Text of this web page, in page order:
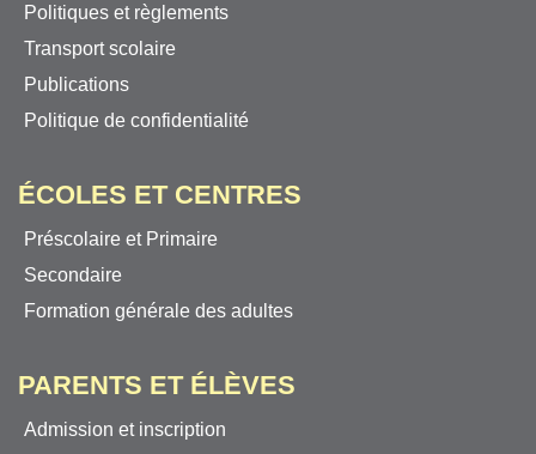
Politiques et règlements
Transport scolaire
Publications
Politique de confidentialité
ÉCOLES ET CENTRES
Préscolaire et Primaire
Secondaire
Formation générale des adultes
PARENTS ET ÉLÈVES
Admission et inscription